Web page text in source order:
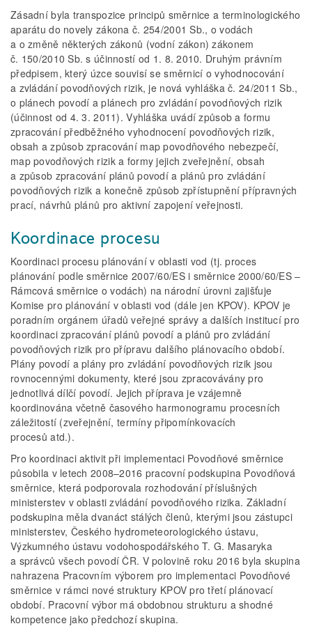
Zásadní byla transpozice principů směrnice a terminologického
aparátu do novely zákona č. 254/2001 Sb., o vodách
a o změně některých zákonů (vodní zákon) zákonem
č. 150/2010 Sb. s účinností od 1. 8. 2010. Druhým právním
předpisem, který úzce souvisí se směrnicí o vyhodnocování
a zvládání povodňových rizik, je nová vyhláška č. 24/2011 Sb.,
o plánech povodí a plánech pro zvládání povodňových rizik
(účinnost od 4. 3. 2011). Vyhláška uvádí způsob a formu
zpracování předběžného vyhodnocení povodňových rizik,
obsah a způsob zpracování map povodňového nebezpečí,
map povodňových rizik a formy jejich zveřejnění, obsah
a způsob zpracování plánů povodí a plánů pro zvládání
povodňových rizik a konečně způsob zpřístupnění přípravných
prací, návrhů plánů pro aktivní zapojení veřejnosti.
Koordinace procesu
Koordinaci procesu plánování v oblasti vod (tj. proces
plánování podle směrnice 2007/60/ES i směrnice 2000/60/ES –
Rámcová směrnice o vodách) na národní úrovni zajišťuje
Komise pro plánování v oblasti vod (dále jen KPOV). KPOV je
poradním orgánem úřadů veřejné správy a dalších institucí pro
koordinaci zpracování plánů povodí a plánů pro zvládání
povodňových rizik pro přípravu dalšího plánovacího období.
Plány povodí a plány pro zvládání povodňových rizik jsou
rovnocennými dokumenty, které jsou zpracovávány pro
jednotlivá dílčí povodí. Jejich příprava je vzájemně
koordinována včetně časového harmonogramu procesních
záležitostí (zveřejnění, termíny připomínkovacích
procesů atd.).
Pro koordinaci aktivit při implementaci Povodňové směrnice
působila v letech 2008–2016 pracovní podskupina Povodňová
směrnice, která podporovala rozhodování příslušných
ministerstev v oblasti zvládání povodňového rizika. Základní
podskupina měla dvanáct stálých členů, kterými jsou zástupci
ministerstev, Českého hydrometeorologického ústavu,
Výzkumného ústavu vodohospodářského T. G. Masaryka
a správců všech povodí ČR. V polovině roku 2016 byla skupina
nahrazena Pracovním výborem pro implementaci Povodňové
směrnice v rámci nové struktury KPOV pro třetí plánovací
období. Pracovní výbor má obdobnou strukturu a shodné
kompetence jako předchozí skupina.